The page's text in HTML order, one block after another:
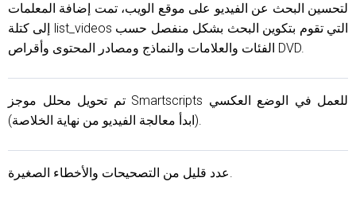
لتحسين البحث عن الفيديو على موقع الويب، تمت إضافة المعلمات
إلى كتلة list_videos التي تقوم بتكوين البحث بشكل منفصل حسب
الفئات والعلامات والنماذج ومصادر المحتوى وأقراص DVD.
تم تحويل محلل موجز Smartscripts للعمل في الوضع العكسي
(ابدأ معالجة الفيديو من نهاية الخلاصة).
عدد قليل من التصحيحات والأخطاء الصغيرة.